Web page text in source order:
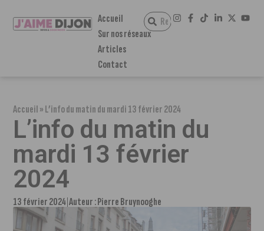
Accueil
Sur nos réseaux
Articles
Contact
Accueil»L’info du matin du mardi 13 février 2024
L’info du matin du
mardi 13 février
2024
13 février 2024 Auteur :Pierre Bruynooghe